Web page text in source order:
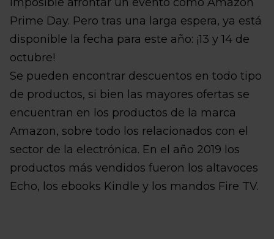
Prime Day. Pero tras una larga espera, ya está
disponible la fecha para este año: ¡13 y 14 de
octubre!
Se pueden encontrar descuentos en todo tipo
de productos, si bien las mayores ofertas se
encuentran en los productos de la marca
Amazon, sobre todo los relacionados con el
sector de la electrónica. En el año 2019 los
productos más vendidos fueron los altavoces
Echo, los ebooks Kindle y los mandos Fire TV.